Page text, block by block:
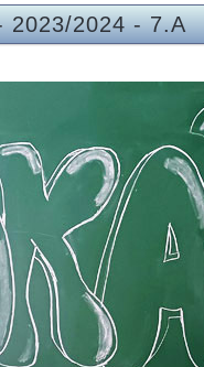
2023/2024-7.A